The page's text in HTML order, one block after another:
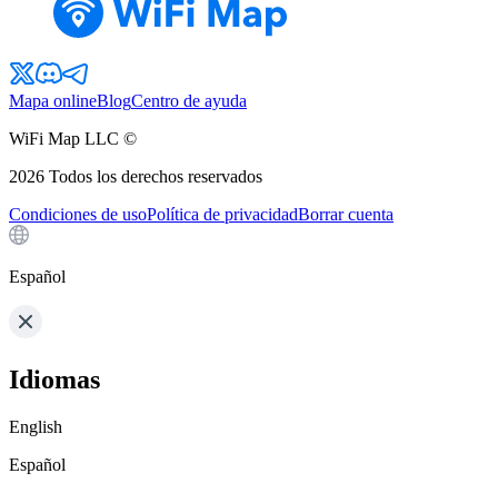
Mapa onlineBlogCentro de ayuda
WiFi Map LLC ©
2026 Todos los derechos reservados
Condiciones de usoPolítica de privacidadBorrar cuenta
Español
Idiomas
English
Español